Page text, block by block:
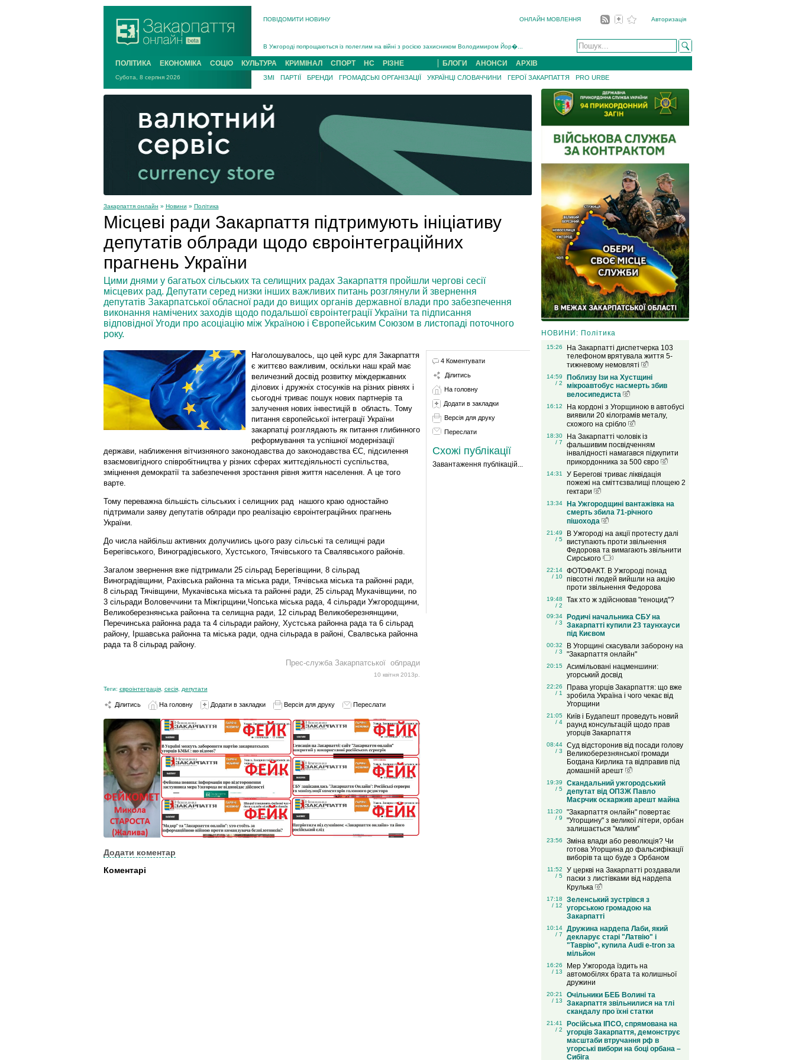
ПОВІДОМИТИ НОВИНУ ОНЛАЙН МОВЛЕННЯ Авторизація
В Ужгороді попрощаються із полеглим на війні з росією захисником Володимиром Йор�...
В Ужгороді 5 серпня попрощаються із захисником Богданом Югасом, який два роки �...
Підтвердили загибель захисника із Нанкова на Хустщині Юліана Гербея (ФОТО)[/gree...
На війні з рф поліг військовий з Виноградова Ігнат Роздяловський (ФОТО)...
На Хустщині внаслідок ДТП за участі трьох авто постраждали 13 людей (ФОТО)...
Інструктора районного ТЦК на Закарпатті судитимуть за обвинувачен...
ПОЛІТИКА ЕКОНОМІКА СОЦІО КУЛЬТУРА КРИМІНАЛ СПОРТ НС РІЗНЕ БЛОГИ АНОНСИ АРХІВ
Субота, 8 серпня 2026 ЗМІ ПАРТІЇ БРЕНДИ ГРОМАДСЬКІ ОРГАНІЗАЦІЇ УКРАЇНЦІ СЛОВАЧЧИНИ ГЕРОЇ ЗАКАРПАТТЯ PRO URBE
Закарпаття онлайн » Новини » Політика
Місцеві ради Закарпаття підтримують ініціативу
депутатів облради щодо євроінтеграційних
прагнень України
Цими днями у багатьох сільських та селищних радах Закарпаття пройшли чергові сесії
місцевих рад. Депутати серед низки інших важливих питань розглянули й звернення
депутатів Закарпатської обласної ради до вищих органів державної влади про забезпечення
виконання намічених заходів щодо подальшої євроінтеграції України та підписання
відповідної Угоди про асоціацію між Україною і Європейським Союзом в листопаді поточного
року.
Наголошувалось, що цей курс для Закарпаття
є життєво важливим, оскільки наш край має
величезний досвід розвитку міждержавних
ділових і дружніх стосунків на різних рівнях і
сьогодні триває пошук нових партнерів та
залучення нових інвестицій в область. Тому
питання європейської інтеграції України
закарпатці розглядають як питання глибинного
реформування та успішної модернізації
держави, наближення вітчизняного законодавства до законодавства ЄС, підсилення
взаємовигідного співробітництва у різних сферах життєдіяльності суспільства,
зміцнення демократії та забезпечення зростання рівня життя населення. А це того
варте.
Тому переважна більшість сільських і селищних рад нашого краю одностайно
підтримали заяву депутатів облради про реалізацію євроінтеграційних прагнень
України.
До числа найбільш активних долучились цього разу сільські та селищні ради
Берегівського, Виноградівського, Хустського, Тячівського та Свалявського районів.
Загалом звернення вже підтримали 25 сільрад Берегівщини, 8 сільрад
Виноградівщини, Рахівська районна та міська ради, Тячівська міська та районні ради,
8 сільрад Тячівщини, Мукачівська міська та районні ради, 25 сільрад Мукачівщини, по
3 сільради Воловеччини та Міжгірщини,Чопська міська рада, 4 сільради Ужгородщини,
Великоберезнянська районна та селищна ради, 12 сільрад Великоберезнянщини,
Перечинська районна рада та 4 сільради району, Хустська районна рада та 6 сільрад
району, Іршавська районна та міська ради, одна сільрада в районі, Свалвська районна
рада та 8 сільрад району.
Прес-служба Закарпатської облради
10 квітня 2013р.
Теги: євроінтеграція, сесія, депутати
Ділитись На головну Додати в закладки Версія для друку Переслати
Додати коментар
Коментарі
4 Коментувати
Ділитись
На головну
Додати в закладки
Версія для друку
Переслати
Схожі публікації
Завантаження публікацій...
НОВИНИ: Політика
15:26
На Закарпатті диспетчерка 103
телефоном врятувала життя 5-
тижневому немовляті
14:59
/ 2
Поблизу Ізи на Хустщині
мікроавтобус насмерть збив
велосипедиста
16:12
На кордоні з Угорщиною в автобусі
виявили 20 кілограмів металу,
схожого на срібло
18:30
/ 7
На Закарпатті чоловік із
фальшивим посвідченням
інвалідності намагався підкупити
прикордонника за 500 євро
14:31
У Берегові триває ліквідація
пожежі на сміттєзвалищі площею 2
гектари
13:34
На Ужгородщині вантажівка на
смерть збила 71-річного
пішохода
21:49
/ 5
В Ужгороді на акції протесту далі
виступають проти звільнення
Федорова та вимагають звільнити
Сирського
22:14
/ 10
ФОТОФАКТ. В Ужгороді понад
півсотні людей вийшли на акцію
проти звільнення Федорова
19:48
/ 2
Так хто ж здійснював "геноцид"?
09:34
/ 3
Родичі начальника СБУ на
Закарпатті купили 23 таунхауси
під Києвом
00:32
/ 3
В Угорщині скасували заборону на
"Закарпаття онлайн"
20:15
Асимільовані нацменшини:
угорський досвід
22:26
/ 1
Права угорців Закарпаття: що вже
зробила Україна і чого чекає від
Угорщини
21:05
/ 4
Київ і Будапешт проведуть новий
раунд консультацій щодо прав
угорців Закарпаття
08:44
/ 3
Суд відсторонив від посади голову
Великоберезнянської громади
Богдана Кирлика та відправив під
домашній арешт
19:39
/ 5
Скандальний ужгородський
депутат від ОПЗЖ Павло
Маєрчик оскаржив арешт майна
11:20
/ 9
"Закарпаття онлайн" повертає
"Угорщину" з великої літери, орбан
залишається "малим"
23:56
Зміна влади або революція? Чи
готова Угорщина до фальсифікації
виборів та що буде з Орбаном
11:52
/ 5
У церкві на Закарпатті роздавали
паски з листівками від нардепа
Крулька
17:18
/ 12
Зеленський зустрівся з
угорською громадою на
Закарпатті
10:14
/ 7
Дружина нардепа Лаби, який
декларує старі "Латвію" і
"Таврію", купила Audi e-tron за
мільйон
16:26
/ 13
Мер Ужгорода їздить на
автомобілях брата та колишньої
дружини
20:21
/ 13
Очільники БЕБ Волині та
Закарпаття звільнилися на тлі
скандалу про їхні статки
21:41
/ 2
Російська ІПСО, спрямована на
угорців Закарпаття, демонструє
масштаби втручання рф в
угорські вибори на боці орбана –
Сибіга